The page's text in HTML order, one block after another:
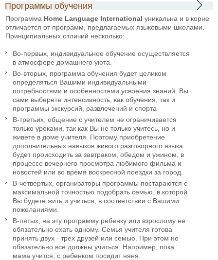
Программы обучения
Программа Home Language International уникальна и в корне
отличается от программ, предлагаемых языковыми школами.
Принципиальных отличий несколько:
Во-первых, индивидуальное обучение осуществляется
в атмосфере домашнего уюта.
Во-вторых, программа обучения будет целиком
определяться Вашими индивидуальными
потребностями и особенностями усвоения знаний. Вы
сами выберете интенсивность, как обучения, так и
программы экскурсий, развлечений и спорта
В-третьих, общение с учителем не ограничивается
только уроками, так как Вы не только учитесь, но и
живете в доме учителя. Поэтому приобретение
дополнительных навыков живого разговорного языка
будет происходить за завтраком, обедом и ужином, в
процессе вечернего просмотра любимого фильма и
новостей или во время воскресной поездки за город.
В-четвертых, организаторы программы постараются с
максимальной точностью подобрать семью, в которой
Вы будете жить и учиться, в соответствии с Вашими
пожеланиями.
В-пятых, на эту программу ребенку или взрослому не
обязательно ехать одному. Семья учителя готова
принять двух - трех друзей или семью. При этом не
обязательно все должны учиться. Например, пока
мама учится, с ребенком посидит няня.